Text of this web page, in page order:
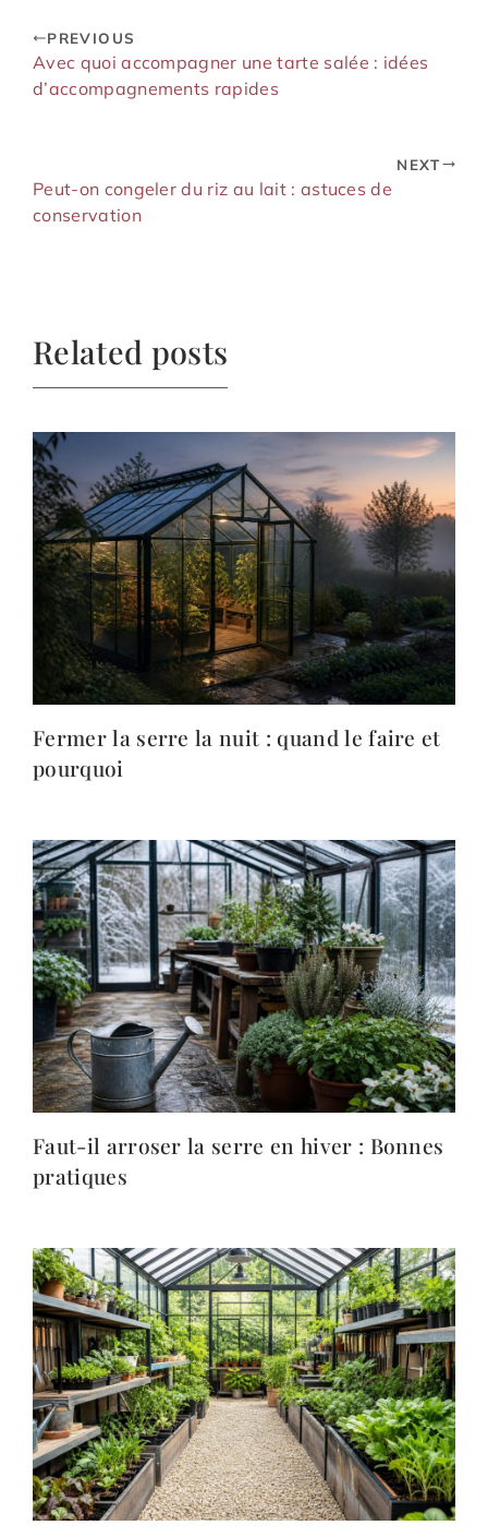
PREVIOUS
Avec quoi accompagner une tarte salée : idées
d’accompagnements rapides
NEXT
Peut-on congeler du riz au lait : astuces de
conservation
Related posts
Fermer la serre la nuit : quand le faire et
pourquoi
Faut-il arroser la serre en hiver : Bonnes
pratiques